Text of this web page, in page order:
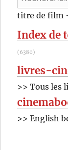
pour
titre de film
Index de
(6380)
livres-
>> Tous les
>> English